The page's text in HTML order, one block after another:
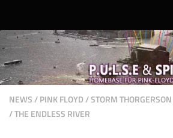
NEWS/PINK FLOYD/STORM THORGERSON
/THE ENDLESS RIVER